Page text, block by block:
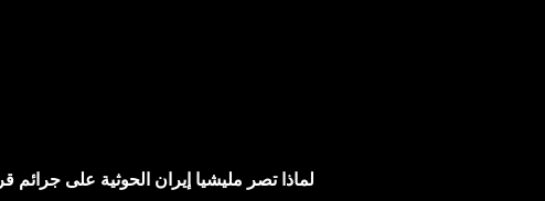
لماذا تصر مليشيا إيران الحوثية على جرائم